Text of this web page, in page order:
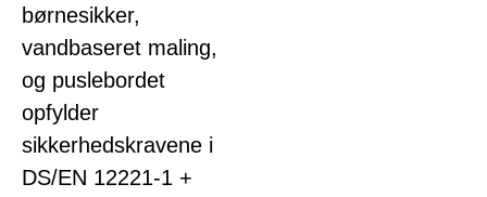
børnesikker,
vandbaseret maling,
og puslebordet
opfylder
sikkerhedskravene i
DS/EN 12221-1 +